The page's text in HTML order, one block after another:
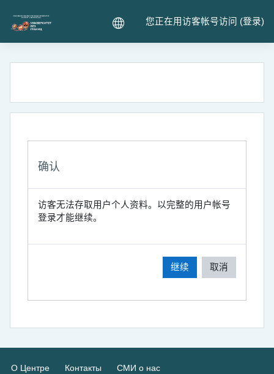
您正在用访客帐号访问 (登录)
确认
访客无法存取用户个人资料。以完整的用户帐号
登录才能继续。
继续 取消
О Центре Контакты СМИ о нас